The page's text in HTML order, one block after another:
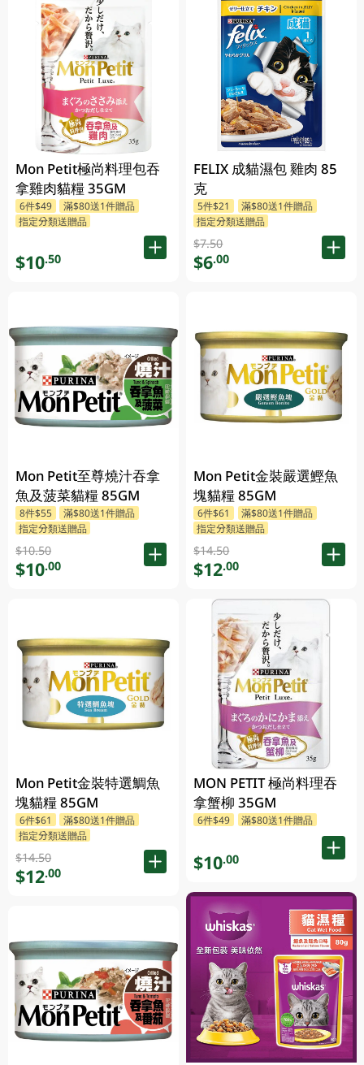
Mon Petit極尚料理包吞
拿雞肉貓糧 35GM
6件$49
滿$80送1件贈品
指定分類送贈品
$10.50
Mon Petit至尊燒汁吞拿
魚及菠菜貓糧 85GM
8件$55
滿$80送1件贈品
指定分類送贈品
$10.50
$10.00
Mon Petit金裝特選鯛魚
塊貓糧 85GM
6件$61
滿$80送1件贈品
指定分類送贈品
$14.50
$12.00
FELIX 成貓濕包 雞肉 85
克
5件$21
滿$80送1件贈品
指定分類送贈品
$7.50
$6.00
Mon Petit金裝嚴選鰹魚
塊貓糧 85GM
6件$61
滿$80送1件贈品
指定分類送贈品
$14.50
$12.00
MON PETIT 極尚料理吞
拿蟹柳 35GM
6件$49 滿$80送1件贈品
$10.00